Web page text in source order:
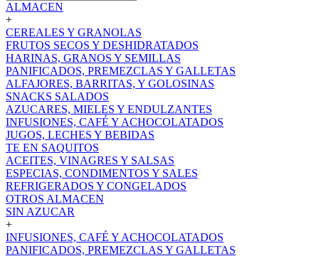
ALMACEN
+
CEREALES Y GRANOLAS
FRUTOS SECOS Y DESHIDRATADOS
HARINAS, GRANOS Y SEMILLAS
PANIFICADOS, PREMEZCLAS Y GALLETAS
ALFAJORES, BARRITAS, Y GOLOSINAS
SNACKS SALADOS
AZUCARES, MIELES Y ENDULZANTES
INFUSIONES, CAFÉ Y ACHOCOLATADOS
JUGOS, LECHES Y BEBIDAS
TE EN SAQUITOS
ACEITES, VINAGRES Y SALSAS
ESPECIAS, CONDIMENTOS Y SALES
REFRIGERADOS Y CONGELADOS
OTROS ALMACEN
SIN AZUCAR
+
INFUSIONES, CAFÉ Y ACHOCOLATADOS
PANIFICADOS, PREMEZCLAS Y GALLETAS